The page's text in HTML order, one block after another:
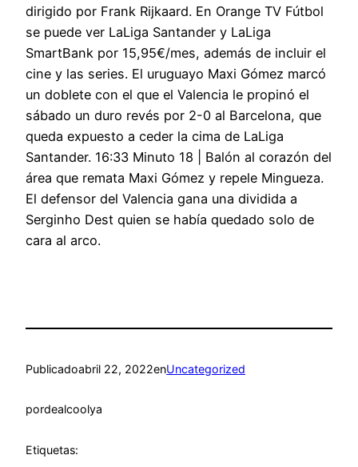
dirigido por Frank Rijkaard. En Orange TV Fútbol
se puede ver LaLiga Santander y LaLiga
SmartBank por 15,95€/mes, además de incluir el
cine y las series. El uruguayo Maxi Gómez marcó
un doblete con el que el Valencia le propinó el
sábado un duro revés por 2-0 al Barcelona, que
queda expuesto a ceder la cima de LaLiga
Santander. 16:33 Minuto 18 | Balón al corazón del
área que remata Maxi Gómez y repele Mingueza.
El defensor del Valencia gana una dividida a
Serginho Dest quien se había quedado solo de
cara al arco.
Publicadoabril 22, 2022enUncategorized
pordealcoolya
Etiquetas: